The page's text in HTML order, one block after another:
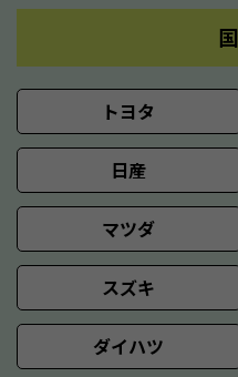
トヨタ
日産
マツダ
スズキ
ダイハツ